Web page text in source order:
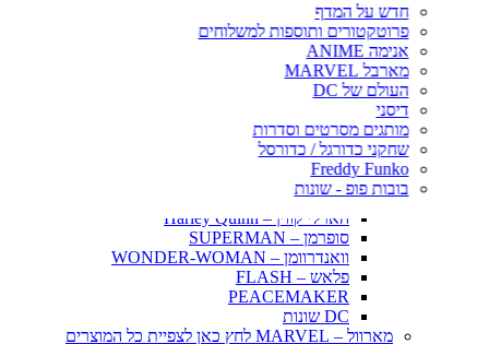
חדש על המדף
פרוטקטורים ותוספות למשלוחים
אנימה ANIME
מארבל MARVEL
העולם של DC
דיסני
מותגים מסרטים וסדרות
שחקני כדורגל / כדורסל
Freddy Funko
בובות פופ - שונות
Hunter X Hunter
אינויאשה
JUJUTSU KAISEN
BLEACH – בליץ'
תלתן שחור – Black Clover
DC דיסי – לחץ כאן לצפייה בכל הפופים
BATMAN COMICS
BATMAN THE MOVIE
הג׳וקר – THE JOKER
הארלי קווין – Harley Quinn
סופרמן – SUPERMAN
וואנדרוומן – WONDER-WOMAN
פלאש – FLASH
PEACEMAKER
DC שונות
מארוול – MARVEL לחץ כאן לצפיית כל המוצרים